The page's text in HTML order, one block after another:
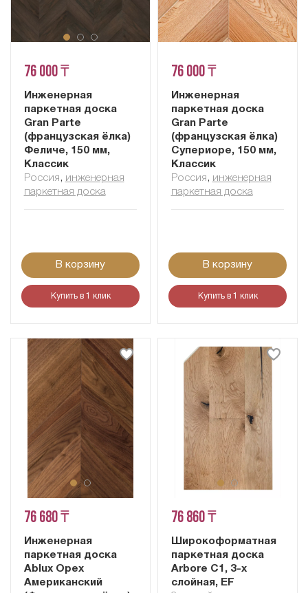
76 000 ₸
Инженерная
паркетная доска
Gran Parte
(французская ёлка)
Феличе, 150 мм,
Классик
Россия , инженерная
паркетная доска
В корзину
Купить в 1 клик
76 000 ₸
Инженерная
паркетная доска
Gran Parte
(французская ёлка)
Супериоре, 150 мм,
Классик
Россия , инженерная
паркетная доска
В корзину
Купить в 1 клик
76 680 ₸
Инженерная
паркетная доска
Ablux Орех
Американский
76 860 ₸
Широкоформатная
паркетная доска
Arbore С1, 3-х
слойная, EF